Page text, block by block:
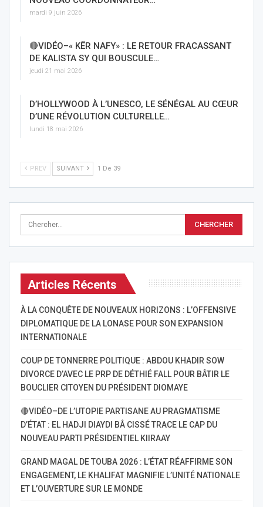
mardi 9 juin 2026
🔴VIDÉO–« KËR NAFY» : LE RETOUR FRACASSANT
DE KALISTA SY QUI BOUSCULE…
jeudi 21 mai 2026
D’HOLLYWOOD À L’UNESCO, LE SÉNÉGAL AU CŒUR
D’UNE RÉVOLUTION CULTURELLE…
lundi 18 mai 2026
PREV SUIVANT 1 De 39
Articles Récents
À LA CONQUÊTE DE NOUVEAUX HORIZONS : L’OFFENSIVE
DIPLOMATIQUE DE LA LONASE POUR SON EXPANSION
INTERNATIONALE
COUP DE TONNERRE POLITIQUE : ABDOU KHADIR SOW
DIVORCE D’AVEC LE PRP DE DÉTHIÉ FALL POUR BÂTIR LE
BOUCLIER CITOYEN DU PRÉSIDENT DIOMAYE
🔴VIDÉO–DE L’UTOPIE PARTISANE AU PRAGMATISME
D’ÉTAT : EL HADJI DIAYDI BÂ CISSÉ TRACE LE CAP DU
NOUVEAU PARTI PRÉSIDENTIEL KIIRAAY
GRAND MAGAL DE TOUBA 2026 : L’ÉTAT RÉAFFIRME SON
ENGAGEMENT, LE KHALIFAT MAGNIFIE L’UNITÉ NATIONALE
ET L’OUVERTURE SUR LE MONDE